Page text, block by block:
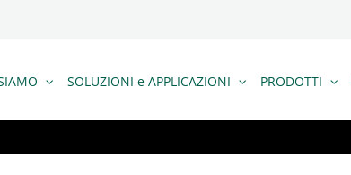
SOLUZIONI e APPLICAZIONI PRODOTTI